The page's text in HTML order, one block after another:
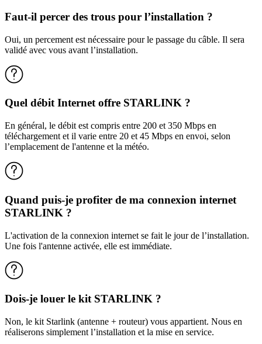
Faut-il percer des trous pour l’installation ?
Oui, un percement est nécessaire pour le passage du câble. Il sera
validé avec vous avant l’installation.
Quel débit Internet offre STARLINK ?
En général, le débit est compris entre 200 et 350 Mbps en
téléchargement et il varie entre 20 et 45 Mbps en envoi, selon
l’emplacement de l'antenne et la météo.
Quand puis-je profiter de ma connexion internet
STARLINK ?
L'activation de la connexion internet se fait le jour de l’installation.
Une fois l'antenne activée, elle est immédiate.
Dois-je louer le kit STARLINK ?
Non, le kit Starlink (antenne + routeur) vous appartient. Nous en
réaliserons simplement l’installation et la mise en service.